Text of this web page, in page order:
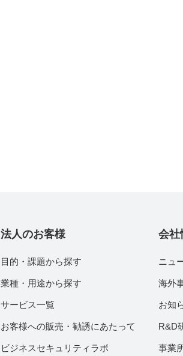
法人のお客様
目的・課題から探す
業種・用途から探す
サービス一覧
お客様への販売・勧誘にあたって
ビジネスセキュリティラボ
会社
ニュ
海外
お知
R&D
事業